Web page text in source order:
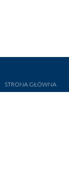
STRONA GŁÓWNA